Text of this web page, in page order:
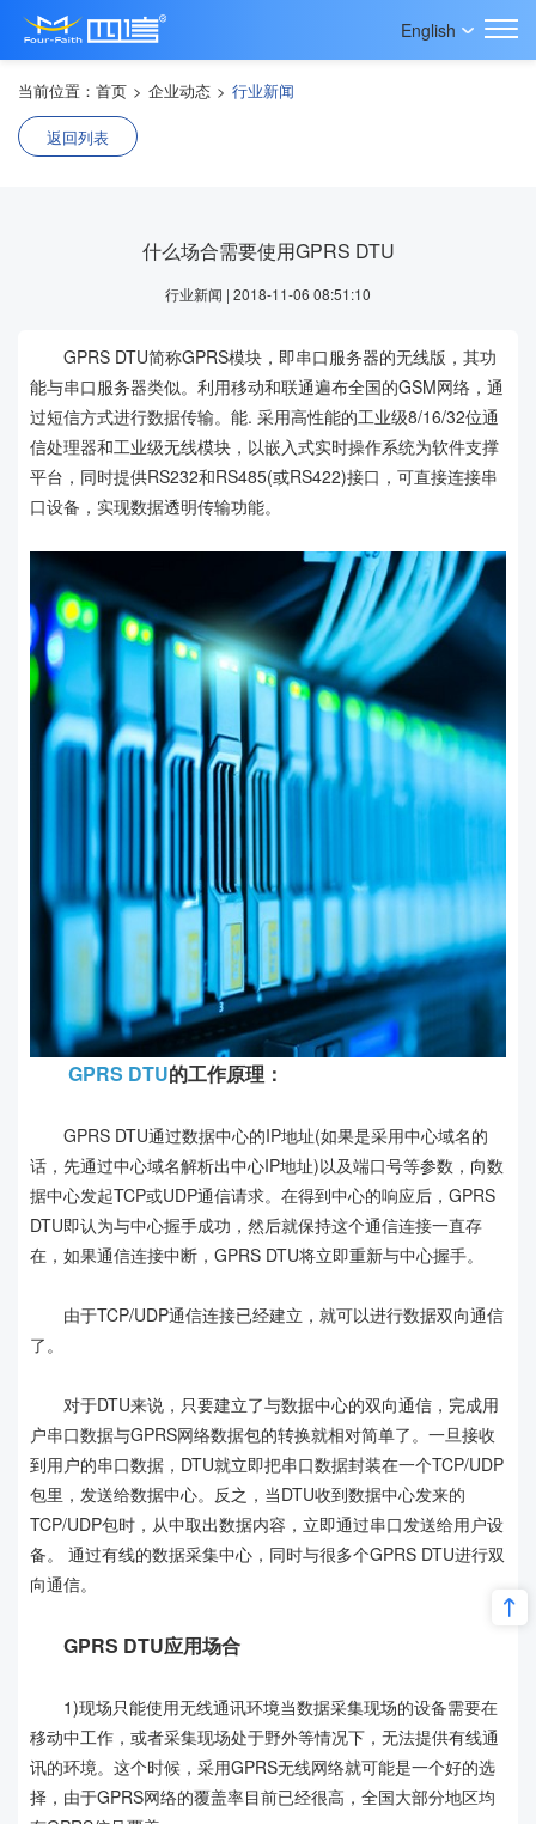
English
当前位置： 首页 > 企业动态 > 行业新闻
返回列表
什么场合需要使用GPRS DTU
行业新闻 | 2018-11-06 08:51:10
GPRS DTU简称GPRS模块，即串口服务器的无线版，其功
能与串口服务器类似。利用移动和联通遍布全国的GSM网络，通
过短信方式进行数据传输。能. 采用高性能的工业级8/16/32位通
信处理器和工业级无线模块，以嵌入式实时操作系统为软件支撑
平台，同时提供RS232和RS485(或RS422)接口，可直接连接串
口设备，实现数据透明传输功能。
GPRS DTU的工作原理：
GPRS DTU通过数据中心的IP地址(如果是采用中心域名的
话，先通过中心域名解析出中心IP地址)以及端口号等参数，向数
据中心发起TCP或UDP通信请求。在得到中心的响应后，GPRS
DTU即认为与中心握手成功，然后就保持这个通信连接一直存
在，如果通信连接中断，GPRS DTU将立即重新与中心握手。
由于TCP/UDP通信连接已经建立，就可以进行数据双向通信
了。
对于DTU来说，只要建立了与数据中心的双向通信，完成用
户串口数据与GPRS网络数据包的转换就相对简单了。一旦接收
到用户的串口数据，DTU就立即把串口数据封装在一个TCP/UDP
包里，发送给数据中心。反之，当DTU收到数据中心发来的
TCP/UDP包时，从中取出数据内容，立即通过串口发送给用户设
备。 通过有线的数据采集中心，同时与很多个GPRS DTU进行双
向通信。
GPRS DTU应用场合
1)现场只能使用无线通讯环境当数据采集现场的设备需要在
移动中工作，或者采集现场处于野外等情况下，无法提供有线通
讯的环境。这个时候，采用GPRS无线网络就可能是一个好的选
择，由于GPRS网络的覆盖率目前已经很高，全国大部分地区均